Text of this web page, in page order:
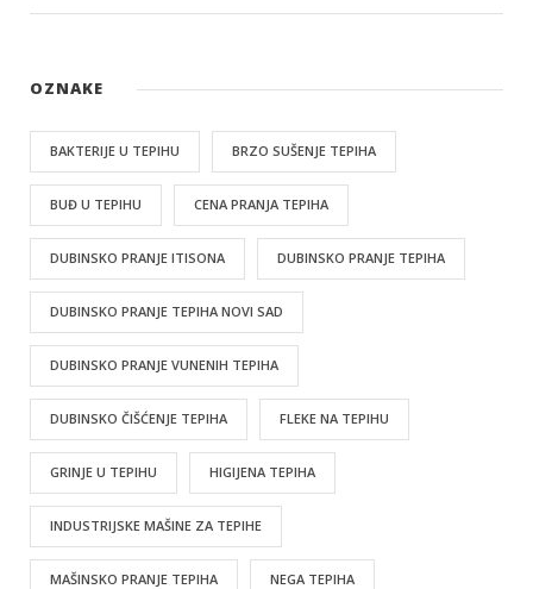
OZNAKE
BAKTERIJE U TEPIHU BRZO SUŠENJE TEPIHA
BUĐ U TEPIHU CENA PRANJA TEPIHA
DUBINSKO PRANJE ITISONA DUBINSKO PRANJE TEPIHA
DUBINSKO PRANJE TEPIHA NOVI SAD
DUBINSKO PRANJE VUNENIH TEPIHA
DUBINSKO ČIŠĆENJE TEPIHA FLEKE NA TEPIHU
GRINJE U TEPIHU HIGIJENA TEPIHA
INDUSTRIJSKE MAŠINE ZA TEPIHE
MAŠINSKO PRANJE TEPIHA NEGA TEPIHA